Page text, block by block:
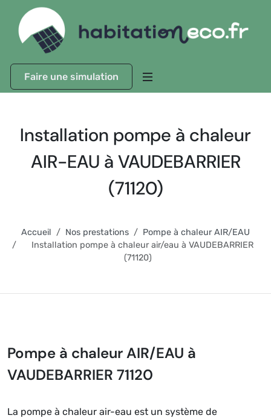
Faire une simulation
Installation pompe à chaleur
AIR-EAU à VAUDEBARRIER
(71120)
Accueil Nos prestations
Pompe à chaleur AIR/EAU
Installation pompe à chaleur air/eau à VAUDEBARRIER
(71120)
Pompe à chaleur AIR/EAU à
VAUDEBARRIER 71120
La pompe à chaleur air-eau est un système de